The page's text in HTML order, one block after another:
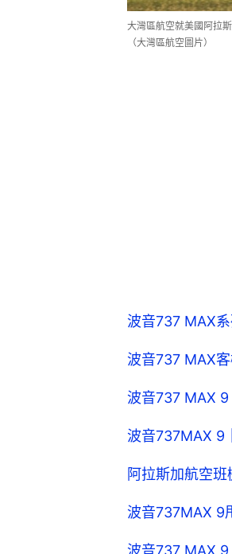
大灣區航空就美國阿拉
（大灣區航空圖片）
波音737 MAX
波音737 MAX
波音737 MAX
波音737MAX 9
阿拉斯加航空
波音737MAX 9
波音737 MAX